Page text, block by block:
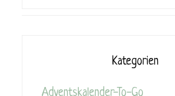
Kategorien
Adventskalender-To-Go